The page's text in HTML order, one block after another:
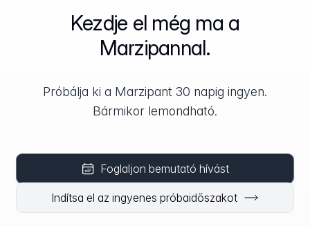
Kezdje el még ma a
Marzipannal.
Próbálja ki a Marzipant 30 napig ingyen.
Bármikor lemondható.
Foglaljon bemutató hívást
Indítsa el az ingyenes próbaidőszakot